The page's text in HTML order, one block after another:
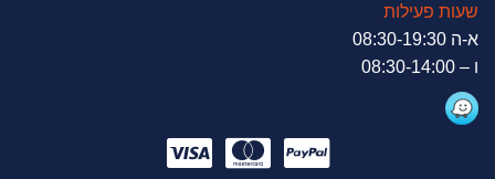
שעות פעילות
א-ה 08:30-19:30
ו – 08:30-14:00